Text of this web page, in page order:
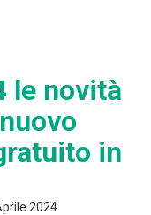
le novità
in
2024